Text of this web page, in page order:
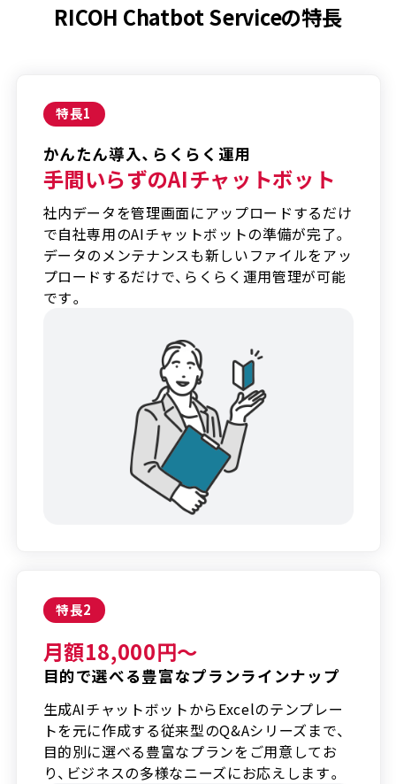
RICOH Chatbot Serviceの特長
特長1
かんたん導入、らくらく運用
手間いらずのAIチャットボット
社内データを管理画面にアップロードするだけ
で自社専用のAIチャットボットの準備が完了。
データのメンテナンスも新しいファイルをアッ
プロードするだけで、らくらく運用管理が可能
です。
特長2
月額18,000円～
目的で選べる豊富なプランラインナップ
生成AIチャットボットからExcelのテンプレー
トを元に作成する従来型のQ&Aシリーズまで、
目的別に選べる豊富なプランをご用意してお
り、ビジネスの多様なニーズにお応えします。